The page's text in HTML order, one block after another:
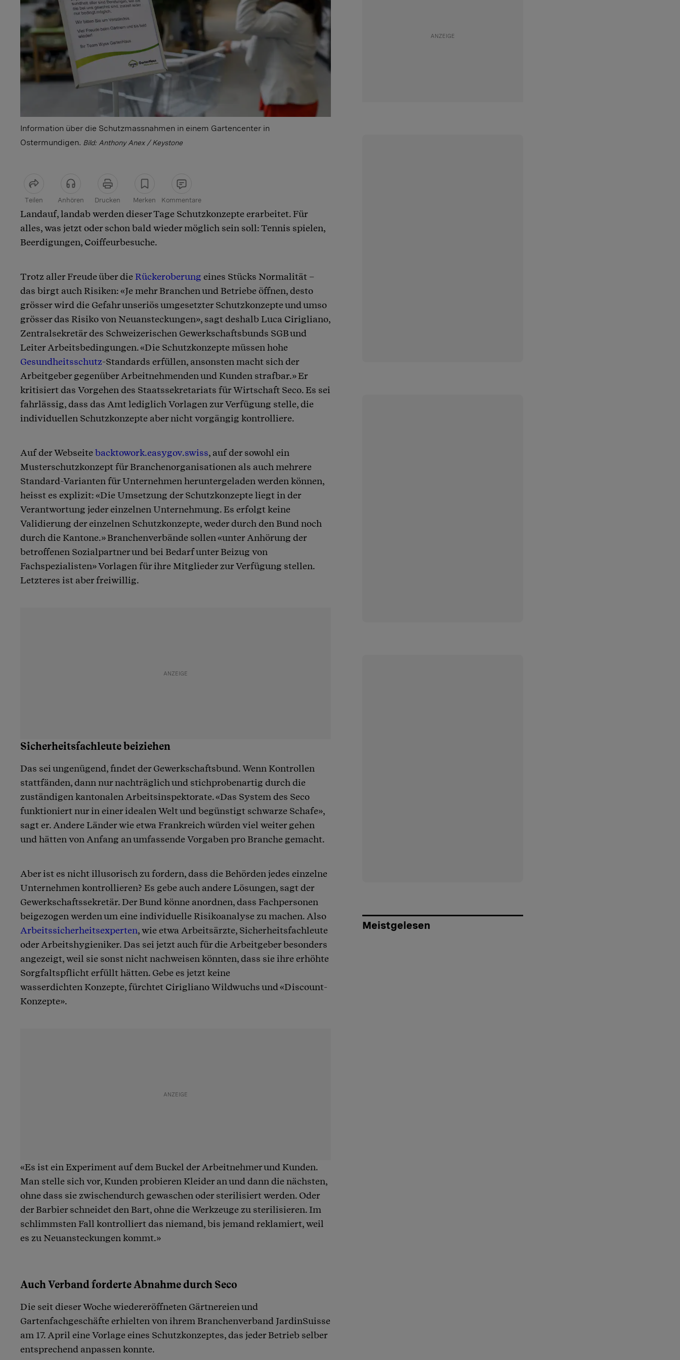
Information über die Schutzmassnahmen in einem Gartencenter in
Ostermundigen. Bild: Anthony Anex / Keystone
Teilen Anhören Drucken Merken Kommentare
Artikel teilen
Landauf, landab werden dieser Tage Schutzkonzepte erarbeitet. Für
alles, was jetzt oder schon bald wieder möglich sein soll: Tennis spielen,
Beerdigungen, Coiffeurbesuche.
Trotz aller Freude über dieRückeroberung eines Stücks Normalität –
das birgt auch Risiken: «Je mehr Branchen und Betriebe öffnen, desto
grösser wird die Gefahr unseriös umgesetzter Schutzkonzepte und umso
grösser das Risiko von Neuansteckungen», sagt deshalb Luca Cirigliano,
Zentralsekretär des Schweizerischen Gewerkschaftsbunds SGB und
Leiter Arbeitsbedingungen. «Die Schutzkonzepte müssen hohe
Gesundheitsschutz-Standards erfüllen, ansonsten macht sich der
Arbeitgeber gegenüber Arbeitnehmenden und Kunden strafbar.» Er
kritisiert das Vorgehen des Staatssekretariats für Wirtschaft Seco. Es sei
fahrlässig, dass das Amt lediglich Vorlagen zur Verfügung stelle, die
individuellen Schutzkonzepte aber nicht vorgängig kontrolliere.
Auf der Webseitebacktowork.easygov.swiss, auf der sowohl ein
Musterschutzkonzept für Branchenorganisationen als auch mehrere
Standard-Varianten für Unternehmen heruntergeladen werden können,
heisst es explizit: «Die Umsetzung der Schutzkonzepte liegt in der
Verantwortung jeder einzelnen Unternehmung. Es erfolgt keine
Validierung der einzelnen Schutzkonzepte, weder durch den Bund noch
durch die Kantone.» Branchenverbände sollen «unter Anhörung der
betroffenen Sozialpartner und bei Bedarf unter Beizug von
Fachspezialisten» Vorlagen für ihre Mitglieder zur Verfügung stellen.
Letzteres ist aber freiwillig.
Sicherheitsfachleute beiziehen
Das sei ungenügend, findet der Gewerkschaftsbund. Wenn Kontrollen
stattfänden, dann nur nachträglich und stichprobenartig durch die
zuständigen kantonalen Arbeitsinspektorate. «Das System des Seco
funktioniert nur in einer idealen Welt und begünstigt schwarze Schafe»,
sagt er. Andere Länder wie etwa Frankreich würden viel weiter gehen
und hätten von Anfang an umfassende Vorgaben pro Branche gemacht.
Aber ist es nicht illusorisch zu fordern, dass die Behörden jedes einzelne
Unternehmen kontrollieren? Es gebe auch andere Lösungen, sagt der
Gewerkschaftssekretär. Der Bund könne anordnen, dass Fachpersonen
beigezogen werden um eine individuelle Risikoanalyse zu machen. Also
Arbeitssicherheitsexperten, wie etwa Arbeitsärzte, Sicherheitsfachleute
oder Arbeitshygieniker. Das sei jetzt auch für die Arbeitgeber besonders
angezeigt, weil sie sonst nicht nachweisen könnten, dass sie ihre erhöhte
Sorgfaltspflicht erfüllt hätten. Gebe es jetzt keine
wasserdichten Konzepte, fürchtet Cirigliano Wildwuchs und «Discount-
Konzepte».
«Es ist ein Experiment auf dem Buckel der Arbeitnehmer und Kunden.
Man stelle sich vor, Kunden probieren Kleider an und dann die nächsten,
ohne dass sie zwischendurch gewaschen oder sterilisiert werden. Oder
der Barbier schneidet den Bart, ohne die Werkzeuge zu sterilisieren. Im
schlimmsten Fall kontrolliert das niemand, bis jemand reklamiert, weil
es zu Neuansteckungen kommt.»
Auch Verband forderte Abnahme durch Seco
Die seit dieser Woche wiedereröffneten Gärtnereien und
Gartenfachgeschäfte erhielten von ihrem Branchenverband JardinSuisse
am 17. April eine Vorlage eines Schutzkonzeptes, das jeder Betrieb selber
entsprechend anpassen konnte.
Meistgelesen